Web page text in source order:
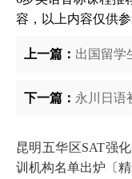
容，以上内容仅供参
上一篇： 出国留学
下一篇： 永川日语
昆明五华区SAT强
训机构名单出炉〔精